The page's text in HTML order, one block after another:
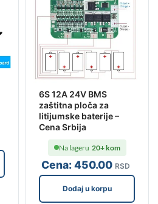
6S 12A 24V BMS
zaštitna ploča za
litijumske baterije –
Cena Srbija
Cena:450.00 RSD
Na lageru 20+ kom
Dodaj u korpu